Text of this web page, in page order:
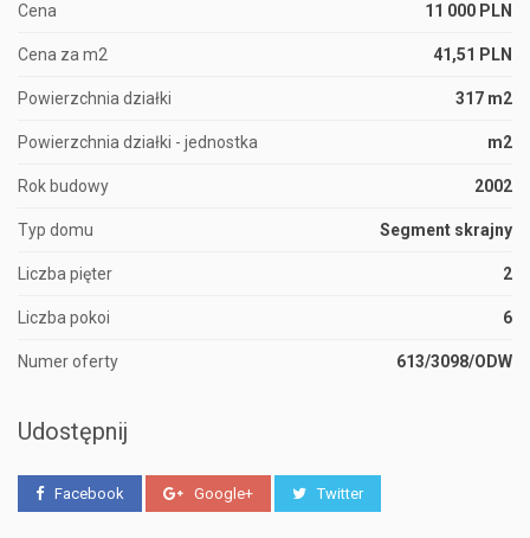
Cena 11 000 PLN
Cena za m2 41,51 PLN
Powierzchnia działki 317 m2
Powierzchnia działki - jednostka m2
Rok budowy 2002
Typ domu Segment skrajny
Liczba pięter 2
Liczba pokoi 6
Numer oferty 613/3098/ODW
Udostępnij
Facebook Google+ Twitter